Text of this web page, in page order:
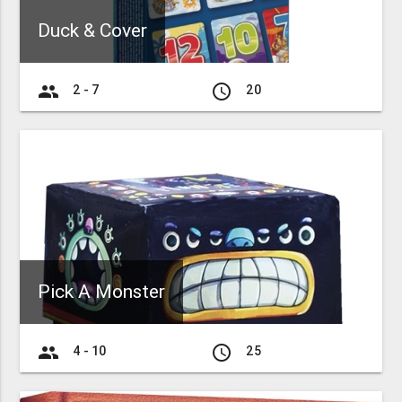
Duck & Cover
group 2 - 7 access_time 20
Pick A Monster
group 4 - 10 access_time 25